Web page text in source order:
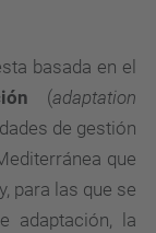
basada en el
(adaptation
de gestión
que
para las que se
adaptación, la